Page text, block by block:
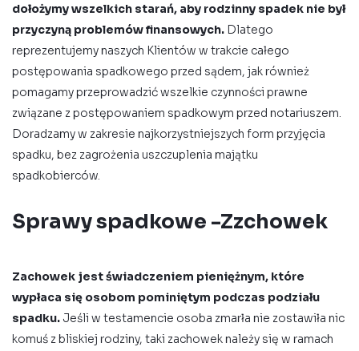
dołożymy wszelkich starań, aby rodzinny spadek nie był
przyczyną problemów finansowych. Dlatego
reprezentujemy naszych Klientów w trakcie całego
postępowania spadkowego przed sądem, jak również
pomagamy przeprowadzić wszelkie czynności prawne
związane z postępowaniem spadkowym przed notariuszem.
Doradzamy w zakresie najkorzystniejszych form przyjęcia
spadku, bez zagrożenia uszczuplenia majątku
spadkobierców.
Sprawy spadkowe -Zzchowek
Zachowek jest świadczeniem pieniężnym, które
wypłaca się osobom pominiętym podczas podziału
spadku. Jeśli w testamencie osoba zmarła nie zostawiła nic
komuś z bliskiej rodziny, taki zachowek należy się w ramach